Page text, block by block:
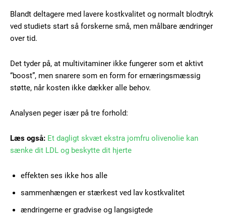
Subscription Plans
Free limited access
Gratis / forever
Etiam est nibh, lobortis sit
Blandt deltagere med lavere kostkvalitet og normalt blodtryk
ved studiets start så forskerne små, men målbare ændringer
over tid.
Det tyder på, at multivitaminer ikke fungerer som et aktivt
“boost”, men snarere som en form for ernæringsmæssig
støtte, når kosten ikke dækker alle behov.
Analysen peger især på tre forhold:
Læs også: Et dagligt skvæt ekstra jomfru olivenolie kan
sænke dit LDL og beskytte dit hjerte
effekten ses ikke hos alle
sammenhængen er stærkest ved lav kostkvalitet
ændringerne er gradvise og langsigtede